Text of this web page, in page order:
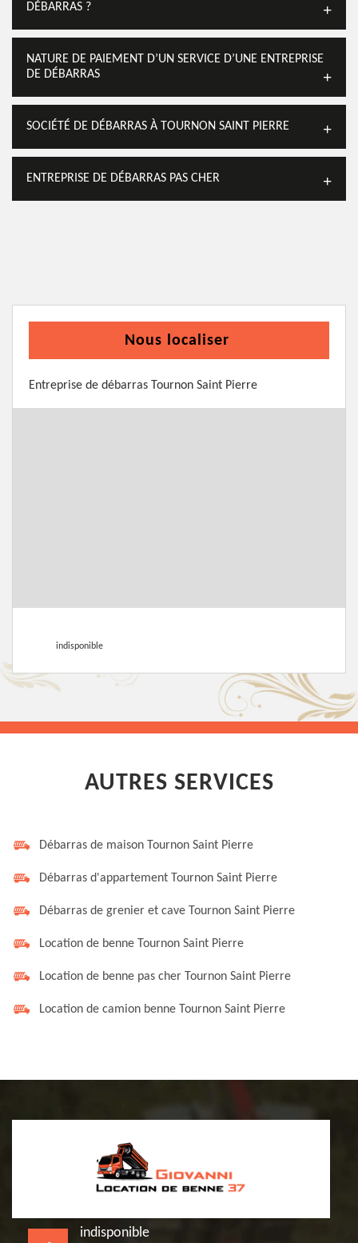
DÉBARRAS ?
NATURE DE PAIEMENT D’UN SERVICE D’UNE ENTREPRISE
DE DÉBARRAS
SOCIÉTÉ DE DÉBARRAS À TOURNON SAINT PIERRE
ENTREPRISE DE DÉBARRAS PAS CHER
Nous localiser
Entreprise de débarras Tournon Saint Pierre
indisponible
AUTRES SERVICES
Débarras de maison Tournon Saint Pierre
Débarras d'appartement Tournon Saint Pierre
Débarras de grenier et cave Tournon Saint Pierre
Location de benne Tournon Saint Pierre
Location de benne pas cher Tournon Saint Pierre
Location de camion benne Tournon Saint Pierre
indisponible